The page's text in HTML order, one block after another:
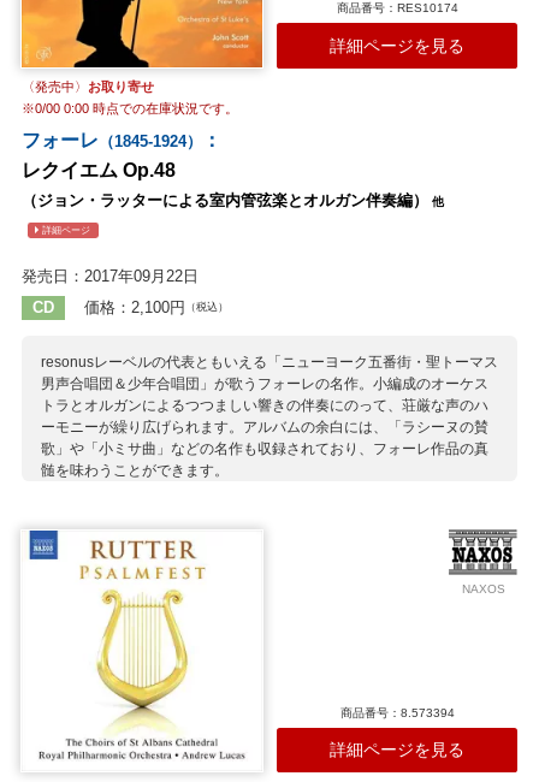
商品番号：RES10174
詳細ページを見る
〈発売中〉 お取り寄せ
※0/00 0:00時点での在庫状況です。
フォーレ （1845-1924）
：
レクイエム Op.48
（ジョン・ラッターによる室内管弦楽とオルガン伴奏編） 他
詳細ページ
発売日：2017年09月22日
CD
価格：2,100円 （税込）
resonusレーベルの代表ともいえる「ニューヨーク五番街・聖トーマス
男声合唱団＆少年合唱団」が歌うフォーレの名作。小編成のオーケス
トラとオルガンによるつつましい響きの伴奏にのって、荘厳な声のハ
ーモニーが繰り広げられます。アルバムの余白には、「ラシーヌの賛
歌」や「小ミサ曲」などの名作も収録されており、フォーレ作品の真
髄を味わうことができます。
フォーレ
ラター
NAXOS
商品番号：8.573394
詳細ページを見る